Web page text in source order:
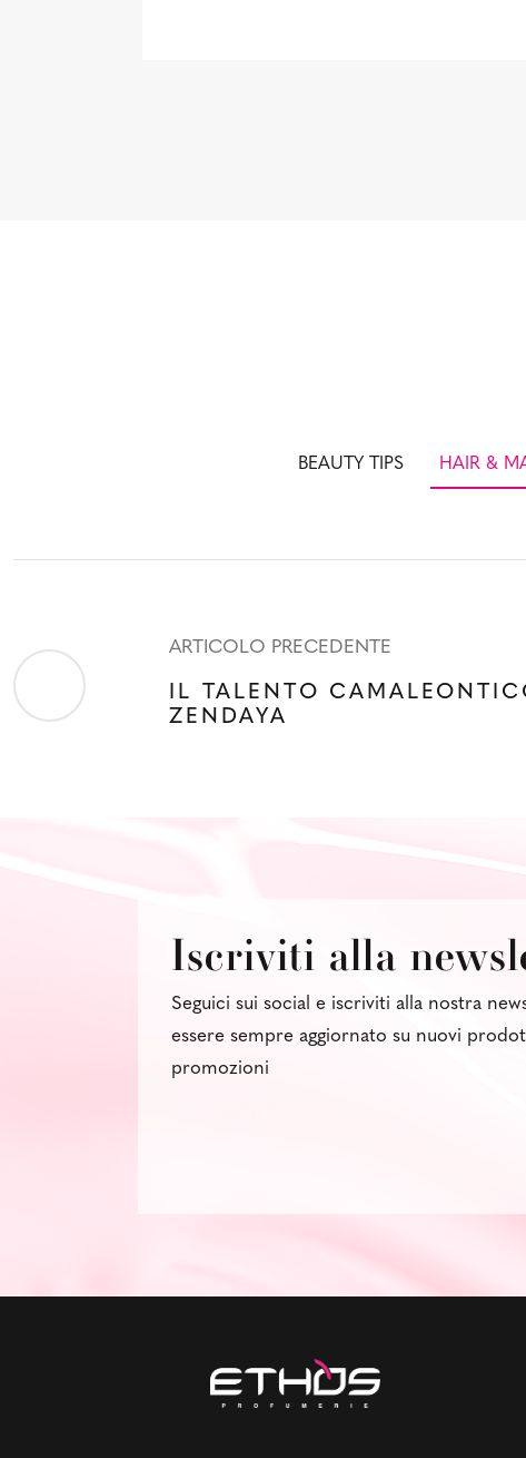
BEAUTY TIPS HAIR &
ARTICOLO PRECEDENTE
IL TALENTO
ZENDAYA
Iscriviti alla
Seguici sui social e iscriviti alla nostra
essere sempre aggiornato su nuovi
promozioni